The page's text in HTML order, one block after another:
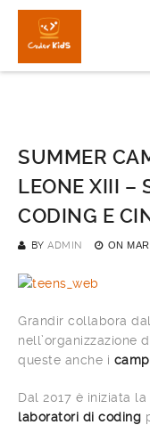
SUMMER
LEONE XIII –
CODING E
BY ADMIN ON
Grandir collabora
nell’organizzazione
queste anche i
Dal 2017 è iniziata la
laboratori di coding